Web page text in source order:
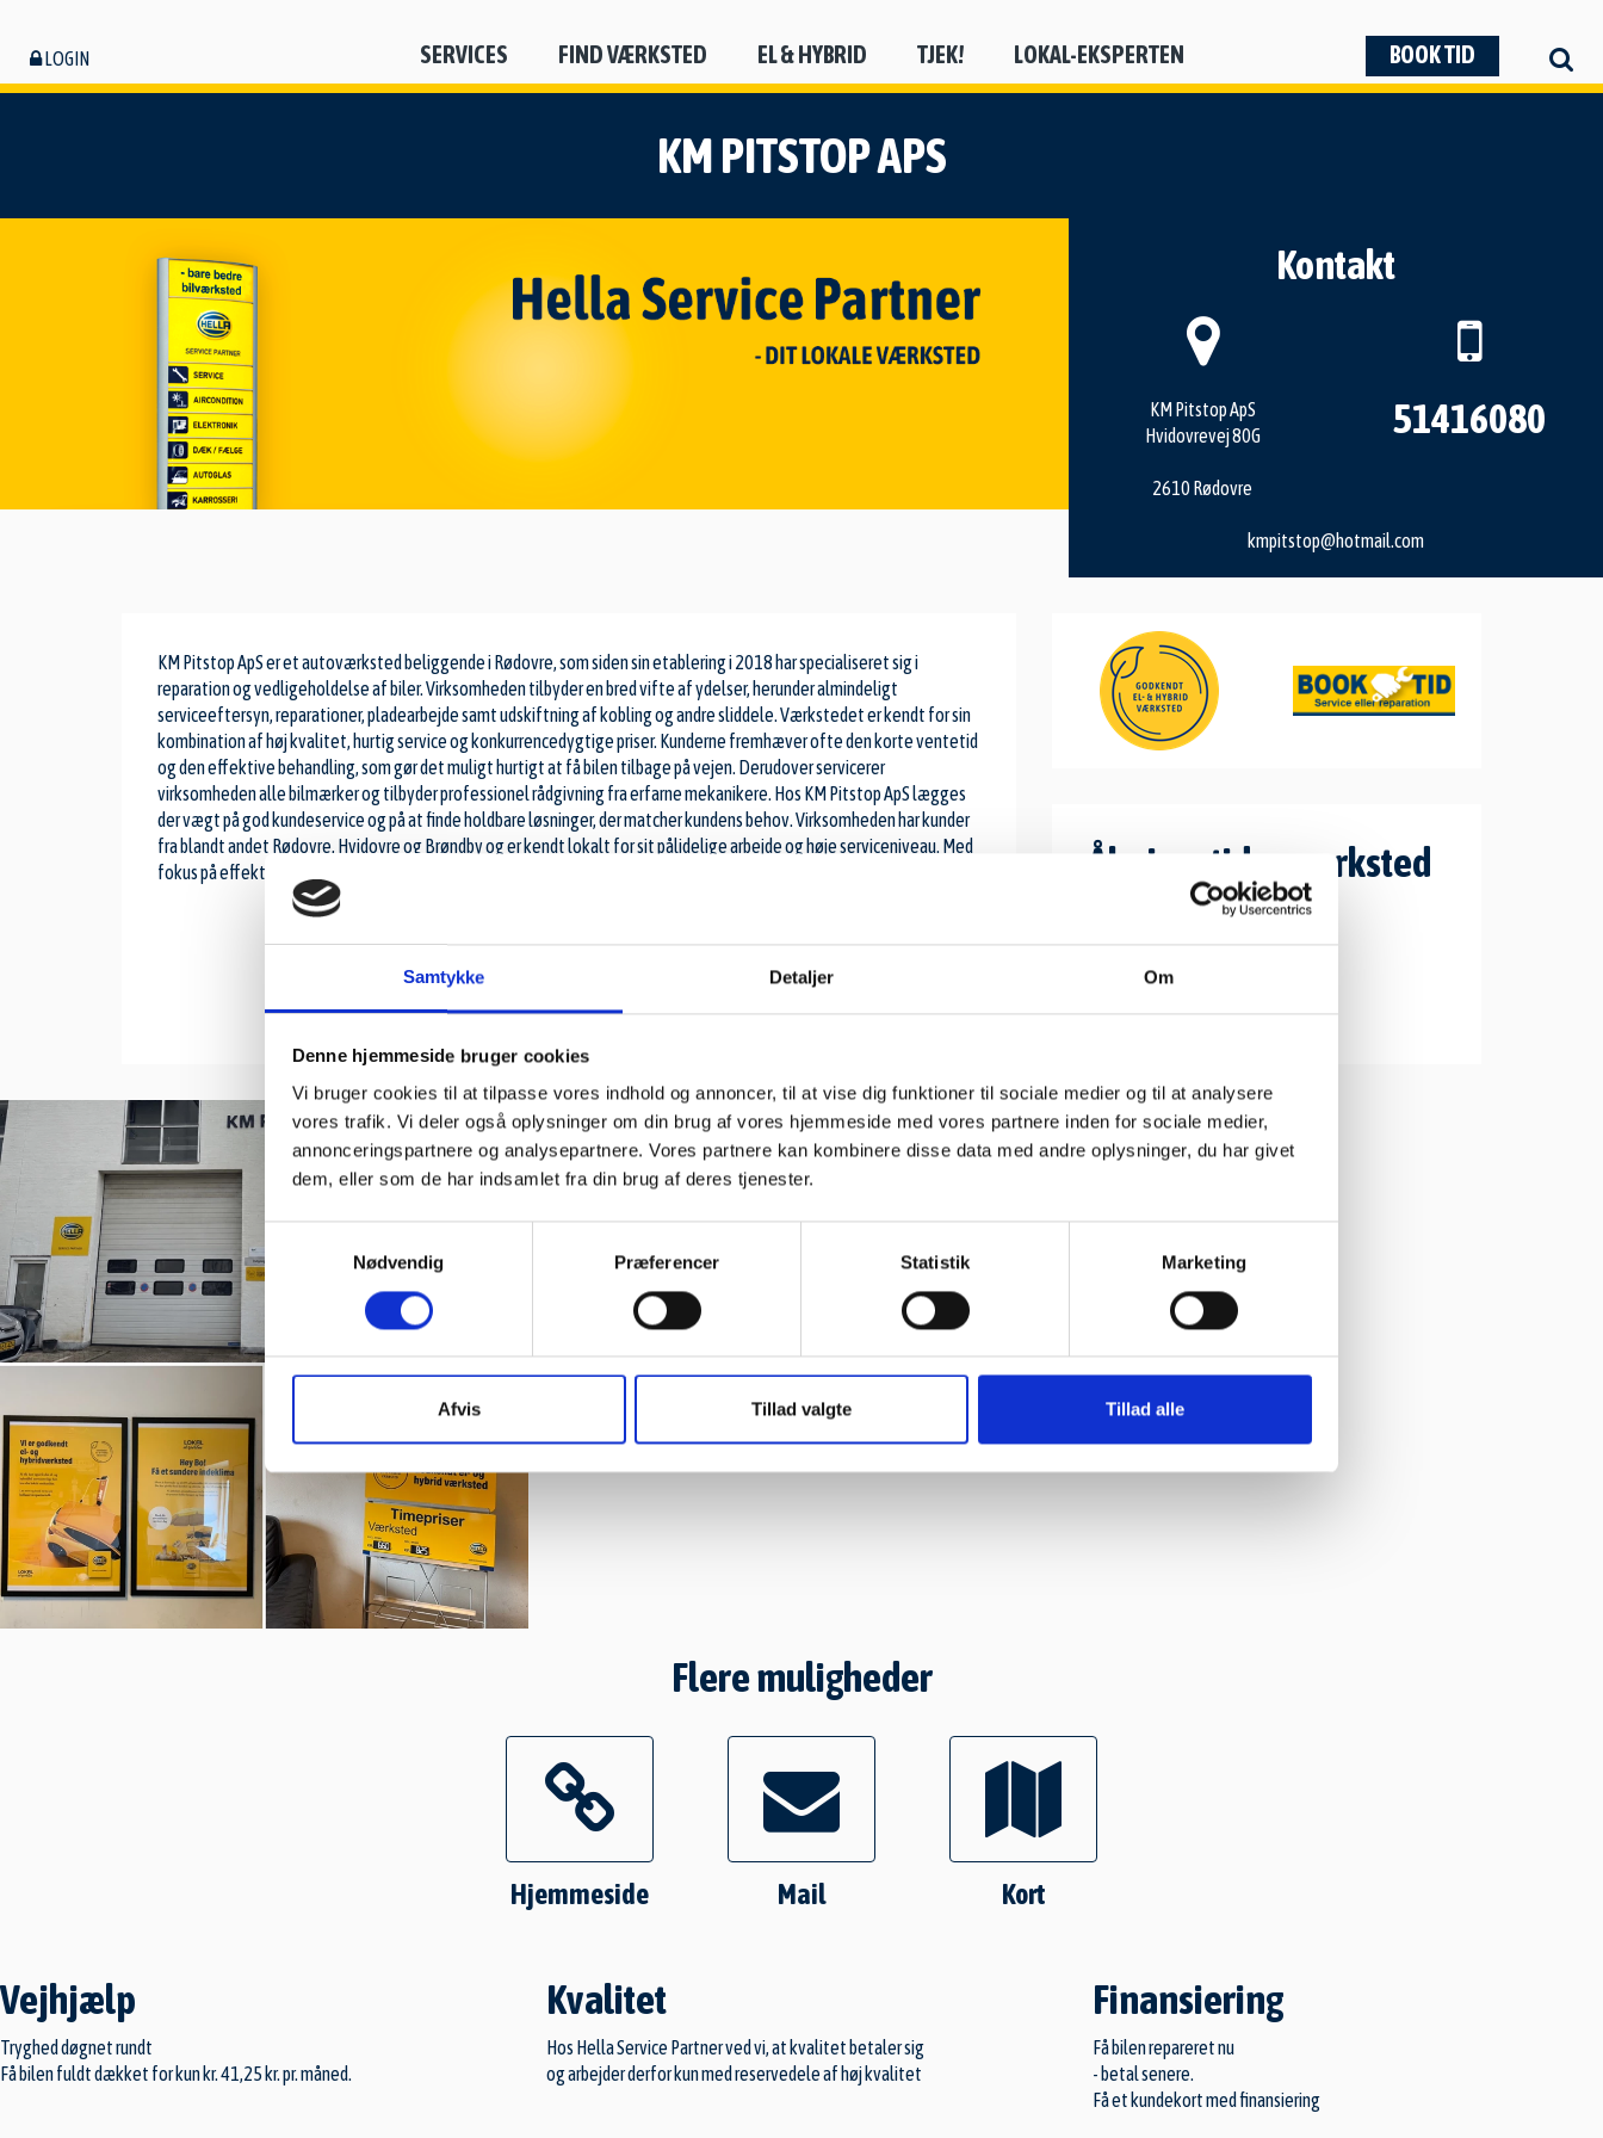
Samtykke Detaljer Om
Denne hjemmeside bruger cookies
Vi bruger cookies til at tilpasse vores indhold og annoncer, til at vise dig funktioner til sociale medier og til at analysere
vores trafik. Vi deler også oplysninger om din brug af vores hjemmeside med vores partnere inden for sociale medier,
annonceringspartnere og analysepartnere. Vores partnere kan kombinere disse data med andre oplysninger, du har givet
dem, eller som de har indsamlet fra din brug af deres tjenester.
Nødvendig
Præferencer Statistik Marketing
Afvis Tillad valgte Tillad alle
SERVICES FIND VÆRKSTED EL & HYBRID BOOK TID
TJEK! LOKAL-EKSPERTEN
LOGIN
KM PITSTOP APS
Kontakt
KM Pitstop ApS
Hvidovrevej 80G
2610 Rødovre
51416080
kmpitstop@hotmail.com
KM Pitstop ApS er et autoværksted beliggende i Rødovre, som siden sin etablering i 2018 har specialiseret sig i
reparation og vedligeholdelse af biler. Virksomheden tilbyder en bred vifte af ydelser, herunder almindeligt
serviceeftersyn, reparationer, pladearbejde samt udskiftning af kobling og andre sliddele. Værkstedet er kendt for sin
kombination af høj kvalitet, hurtig service og konkurrencedygtige priser. Kunderne fremhæver ofte den korte ventetid
og den effektive behandling, som gør det muligt hurtigt at få bilen tilbage på vejen. Derudover servicerer
virksomheden alle bilmærker og tilbyder professionel rådgivning fra erfarne mekanikere. Hos KM Pitstop ApS lægges
der vægt på god kundeservice og på at finde holdbare løsninger, der matcher kundens behov. Virksomheden har kunder
fra blandt andet Rødovre, Hvidovre og Brøndby og er kendt lokalt for sit pålidelige arbejde og høje serviceniveau. Med
fokus på effektivitet, kvalitet og troværdighed arbejder KM Pitstop ApS for at
Åbningstider værksted
Mandag: 7:30-15:30
Torsdag: 7:30-15:30
Fredag: 7:30-14:30
Flere muligheder
Hjemmeside Mail Kort
Vejhjælp
Tryghed døgnet rundt
Få bilen fuldt dækket for kun kr. 41,25 kr. pr. måned.
Kvalitet
Hos Hella Service Partner ved vi, at kvalitet betaler sig
og arbejder derfor kun med reservedele af høj kvalitet
Finansiering
Få bilen repareret nu
- betal senere.
Få et kundekort med finansiering